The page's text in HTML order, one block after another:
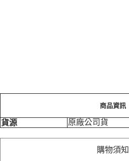
商品資訊
貨源 原廠公司貨
購物須知